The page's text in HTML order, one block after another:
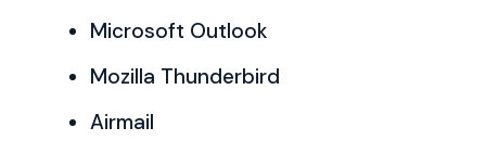
Microsoft Outlook
Mozilla Thunderbird
Airmail